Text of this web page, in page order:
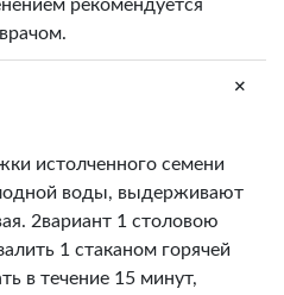
рекомендуется
+
истолченного семени
воды, выдерживают
2вариант 1 столовою
1 стаканом горячей
в течение 15 минут,